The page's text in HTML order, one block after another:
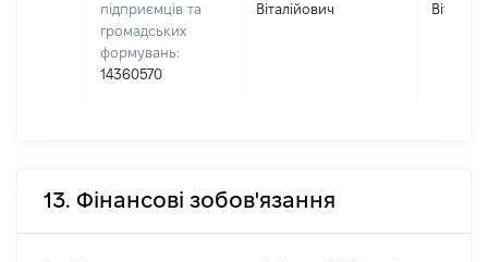
підприємців та
громадських
формувань:
14360570
Віталійович
13. Фінансові зобов'язання